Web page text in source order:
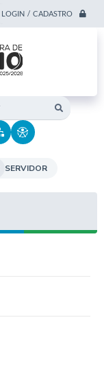
LOGIN / CADASTRO
SERVIDOR